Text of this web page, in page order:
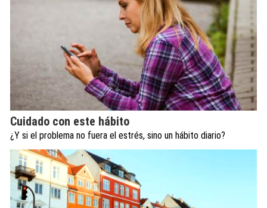
Cuidado con este hábito
¿Y si el problema no fuera el estrés, sino un hábito diario?